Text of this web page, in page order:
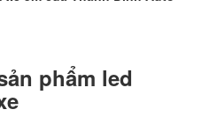
phẩm led